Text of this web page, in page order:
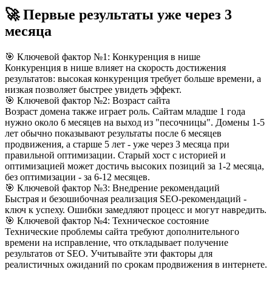
🚀 Первые результаты уже через 3
месяца
🎯 Ключевой фактор №1: Конкуренция в нише
Конкуренция в нише влияет на скорость достижения
результатов: высокая конкуренция требует больше времени, а
низкая позволяет быстрее увидеть эффект.
🎯 Ключевой фактор №2: Возраст сайта
Возраст домена также играет роль. Сайтам младше 1 года
нужно около 6 месяцев на выход из "песочницы". Домены 1-5
лет обычно показывают результаты после 6 месяцев
продвижения, а старше 5 лет - уже через 3 месяца при
правильной оптимизации. Старый хост с историей и
оптимизацией может достичь высоких позиций за 1-2 месяца,
без оптимизации - за 6-12 месяцев.
🎯 Ключевой фактор №3: Внедрение рекомендаций
Быстрая и безошибочная реализация SEO-рекомендаций -
ключ к успеху. Ошибки замедляют процесс и могут навредить.
🎯 Ключевой фактор №4: Техническое состояние
Технические проблемы сайта требуют дополнительного
времени на исправление, что откладывает получение
результатов от SEO. Учитывайте эти факторы для
реалистичных ожиданий по срокам продвижения в интернете.